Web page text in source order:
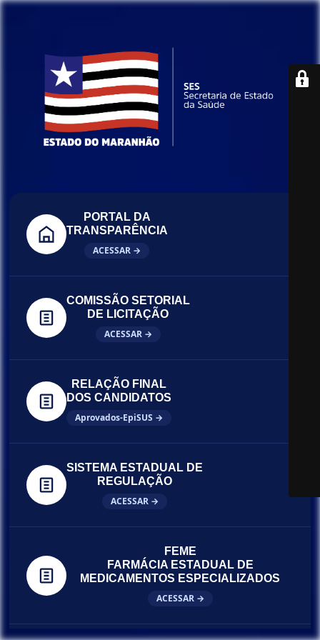
PORTAL DA
TRANSPARÊNCIA
ACESSAR →
COMISSÃO SETORIAL
DE LICITAÇÃO
ACESSAR →
RELAÇÃO FINAL
DOS CANDIDATOS
Aprovados-EpiSUS →
SISTEMA ESTADUAL DE
REGULAÇÃO
ACESSAR →
FEME
FARMÁCIA ESTADUAL DE
MEDICAMENTOS ESPECIALIZADOS
ACESSAR →